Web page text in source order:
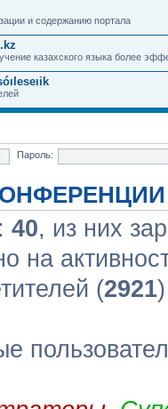
и содержанию портала
казахского языка более
Пароль:
40, из них
на
(2921